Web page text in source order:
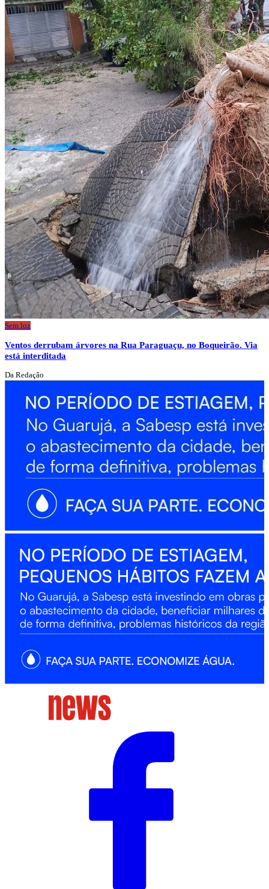
Sem luz
Ventos derrubam árvores na Rua Paraguaçu, no Boqueirão. Via
está interditada
Da Redação